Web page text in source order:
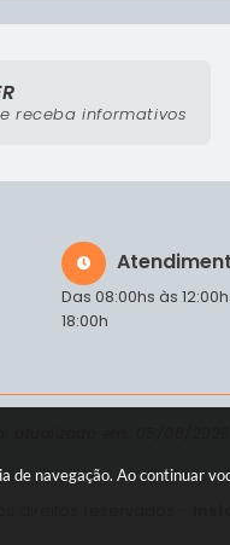
navegação. Ao continuar
Das 08:00hs às
18:00h
receba informativos